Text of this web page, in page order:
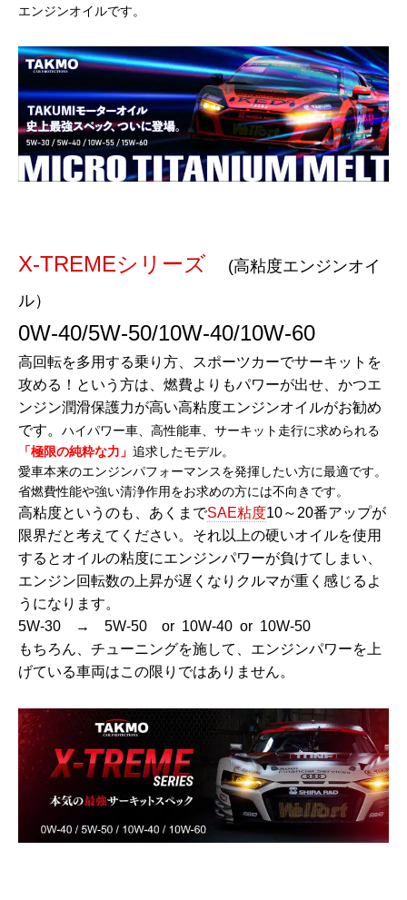
エンジンオイルです。
X-TREMEシリーズ
(高粘度エンジンオイ
ル）
0W-40/5W-50/10W-40/10W-60
高回転を多用する乗り方、スポーツカーでサーキットを
攻める！という方は、燃費よりもパワーが出せ、かつエ
ンジン潤滑保護力が高い高粘度エンジンオイルがお勧め
です。 ハイパワー車、高性能車、サーキット走行に求められる
「極限の純粋な力」 追求したモデル。
愛車本来のエンジンパフォーマンスを発揮したい方に最適です。
省燃費性能や強い清浄作用をお求めの方には不向きです。
高粘度というのも、あくまでSAE粘度10～20番アップが
限界だと考えてください。 それ以上の硬いオイルを使用
するとオイルの粘度にエンジンパワーが負けてしまい、
エンジン回転数の上昇が遅くなりクルマが重く感じるよ
うになります。
5W-30 → 5W-50 or 10W-40 or 10W-50
もちろん、チューニングを施して、エンジンパワーを上
げている車両はこの限りではありません。